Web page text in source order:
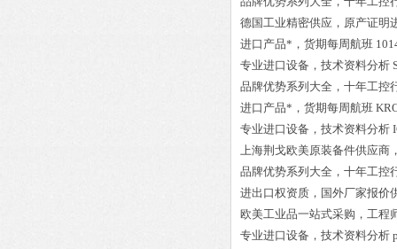
德国工业精密供应，原产证明
进口产品*，货期每周航班
专业进口设备，技术资料分析
品牌优势系列大全，十年工控
进口产品*，货期每周航班
专业进口设备，技术资料分析
上海荆戈欧美原装备件供应商
品牌优势系列大全，十年工控
进出口权资质，国外厂家报价
欧美工业品一站式采购，工程
专业进口设备，技术资料分析